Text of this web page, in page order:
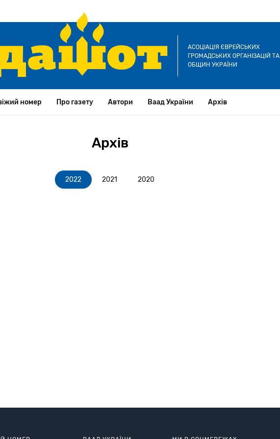
АСОЦІАЦІЯ ЄВРЕЙСЬКИХ
ГРОМАДСЬКИХ ОРГАНІЗАЦІЙ ТА
ОБЩИН УКРАЇНИ
номер Про газету Автори Ваад України Архів
Архів
2022 2021 2020